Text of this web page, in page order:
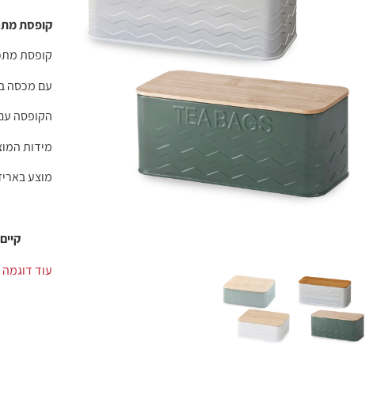
קופסת
קופסת
עם מכסה
הקופסה
מידות המוצר:
מוצע
עוד